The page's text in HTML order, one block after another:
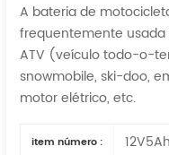
A bateria de motocicleta
frequentemente usada
ATV (veículo todo-o-
snowmobile, ski-doo,
motor elétrico, etc.
item número :